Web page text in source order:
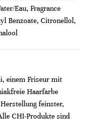
Eau, Fragrance
Benzoate, Citronellol,
einem Friseur mit
Haarfarbe
feinster,
CHI-Produkte sind